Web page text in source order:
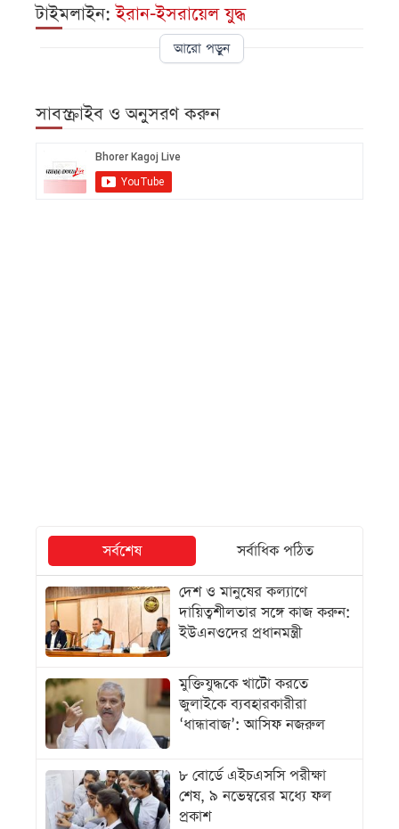
টাইমলাইন:ইরান-ইসরায়েল যুদ্ধ
আরো পড়ুন
সাবস্ক্রাইব ও অনুসরণ করুন
সর্বশেষ
সর্বাধিক পঠিত
দেশ ও মানুষের কল্যাণে
দায়িত্বশীলতার সঙ্গে কাজ করুন:
ইউএনওদের প্রধানমন্ত্রী
মুক্তিযুদ্ধকে খাটো করতে
জুলাইকে ব্যবহারকারীরা
‘ধান্ধাবাজ’: আসিফ নজরুল
৮ বোর্ডে এইচএসসি পরীক্ষা
শেষ, ৯ নভেম্বরের মধ্যে ফল
প্রকাশ